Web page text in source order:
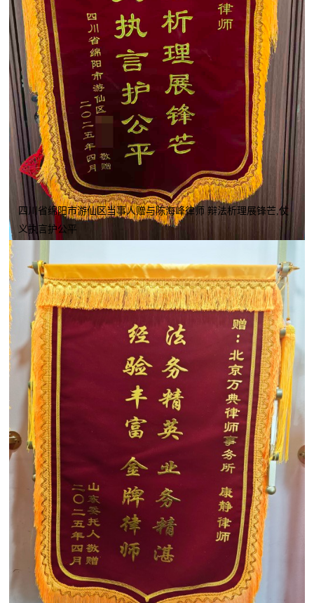
四川省绵阳市游仙区当事人赠与陈海峰律师 辩法析理展锋芒,仗
义执言护公平